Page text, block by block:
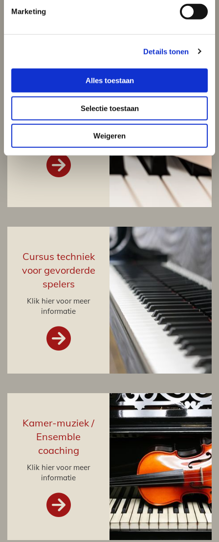
Marketing
Details tonen
Alles toestaan
Selectie toestaan
Weigeren
Cursus Studeer-
technieken
Klik hier voor meer

Cursus techniek
voor gevorderde
spelers
Klik hier voor meer
informatie

Kamer-muziek /
Ensemble
coaching
Klik hier voor meer
informatie
